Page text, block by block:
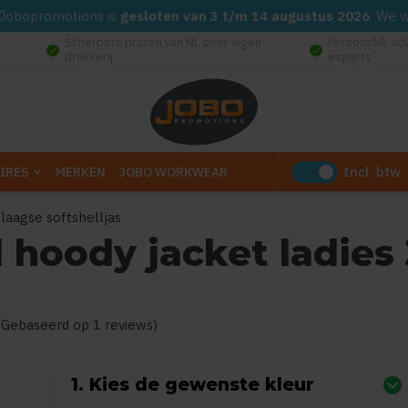
is gesloten van 3 t/m 14 augustus 2026. We
check_circle check_circle
MERKEN JOBO WORKWEAR Incl. btw
softshelljas
jacket ladies
is5 van de 5
op 1 reviews)
1. Kies de gewenste kleur